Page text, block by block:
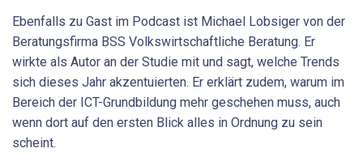
Ebenfalls zu Gast im Podcast ist Michael Lobsiger von der
Beratungsfirma BSS Volkswirtschaftliche Beratung. Er
wirkte als Autor an der Studie mit und sagt, welche Trends
sich dieses Jahr akzentuierten. Er erklärt zudem, warum im
Bereich der ICT-Grundbildung mehr geschehen muss, auch
wenn dort auf den ersten Blick alles in Ordnung zu sein
scheint.